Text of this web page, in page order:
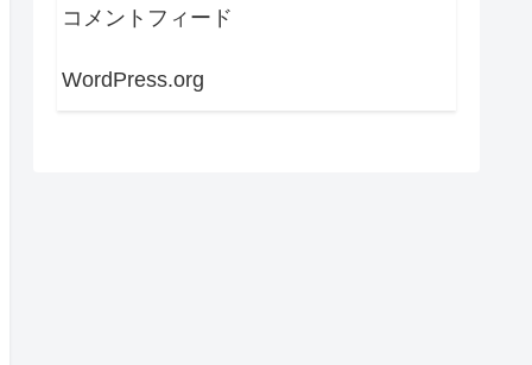
コメントフィード
WordPress.org